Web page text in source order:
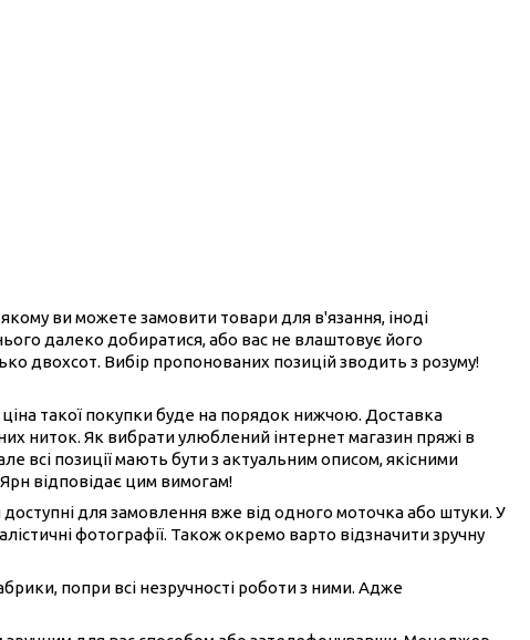
ви можете замовити товари для в'язання, іноді
далеко добиратися, або вас не влаштовує його
двохсот. Вибір пропонованих позицій зводить з розуму!
такої покупки буде на порядок нижчою. Доставка
ниток. Як вибрати улюблений інтернет магазин пряжі в
всі позиції мають бути з актуальним описом, якісними
відповідає цим вимогам!
доступні для замовлення вже від одного моточка або штуки. У
фотографії. Також окремо варто відзначити зручну
попри всі незручності роботи з ними. Адже